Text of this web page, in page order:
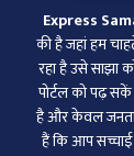
Express
की है जहां हम
रहा है उसे साझा
पोर्टल को पढ़
है और केवल जनता
हैं कि आप